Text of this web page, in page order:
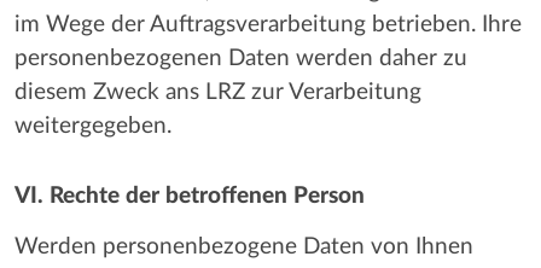
im Wege der Auftragsverarbeitung betrieben. Ihre
personenbezogenen Daten werden daher zu
diesem Zweck ans LRZ zur Verarbeitung
weitergegeben.
VI. Rechte der betroffenen Person
Werden personenbezogene Daten von Ihnen